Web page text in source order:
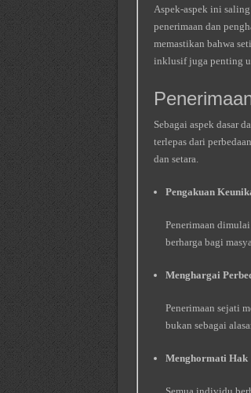
Aspek-aspek ini
penerimaan dan
memastikan bahwa
inklusif juga penting
Sebagai aspek dasar
terlepas dari
dan setara.
Pengakuan
Penerimaan
berharga bagi
Menghargai
Penerimaan sejati
bukan sebagai
Menghormati Hak